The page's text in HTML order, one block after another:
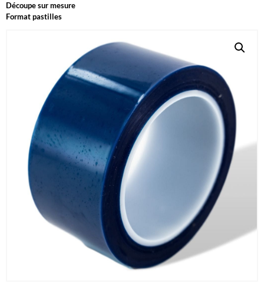
Découpe sur mesure
Format pastilles